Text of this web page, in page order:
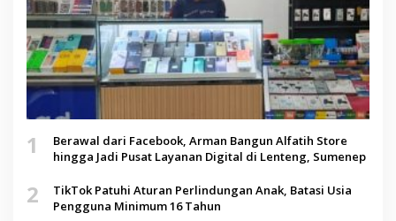
1
Berawal dari Facebook, Arman Bangun Alfatih Store
hingga Jadi Pusat Layanan Digital di Lenteng, Sumenep
2
TikTok Patuhi Aturan Perlindungan Anak, Batasi Usia
Pengguna Minimum 16 Tahun